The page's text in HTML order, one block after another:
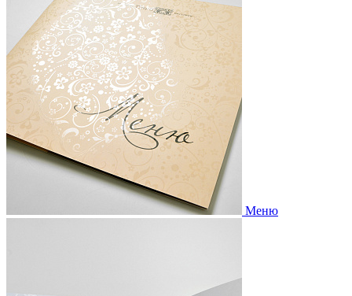
Меню